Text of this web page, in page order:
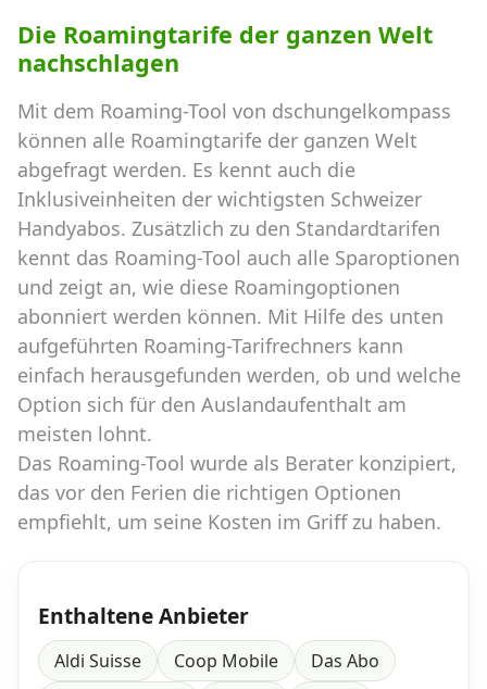
Die Roamingtarife der ganzen Welt
nachschlagen
Mit dem Roaming-Tool von dschungelkompass
können alle Roamingtarife der ganzen Welt
abgefragt werden. Es kennt auch die
Inklusiveinheiten der wichtigsten Schweizer
Handyabos. Zusätzlich zu den Standardtarifen
kennt das Roaming-Tool auch alle Sparoptionen
und zeigt an, wie diese Roamingoptionen
abonniert werden können. Mit Hilfe des unten
aufgeführten Roaming-Tarifrechners kann
einfach herausgefunden werden, ob und welche
Option sich für den Auslandaufenthalt am
meisten lohnt.
Das Roaming-Tool wurde als Berater konzipiert,
das vor den Ferien die richtigen Optionen
empfiehlt, um seine Kosten im Griff zu haben.
Enthaltene Anbieter
Aldi Suisse Coop Mobile
Das Abo